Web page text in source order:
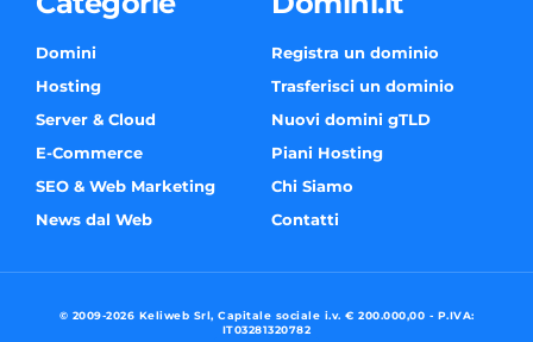
Domini
Hosting
Server & Cloud
E-Commerce
SEO & Web Marketing
News dal Web
Registra un dominio
Trasferisci un dominio
Nuovi domini gTLD
Piani Hosting
Chi Siamo
Contatti
© 2009-2026 Keliweb Srl, Capitale sociale i.v. € 200.000,00 - P.IVA:
IT03281320782